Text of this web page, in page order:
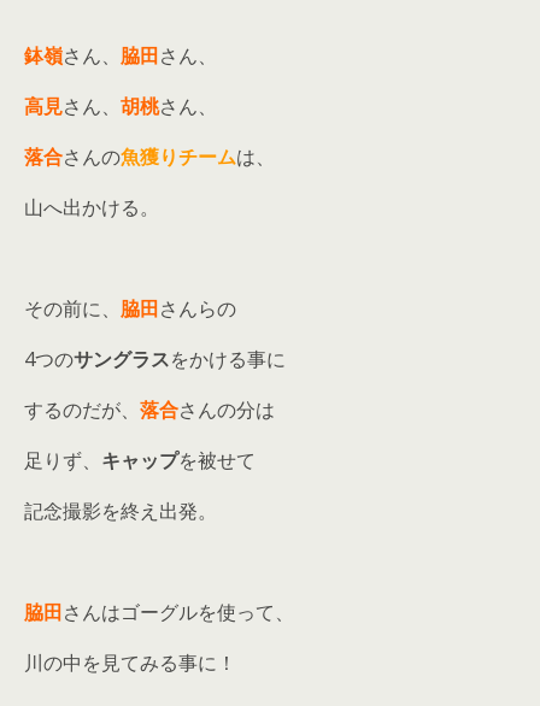
鉢嶺さん、 脇田さん、
高見さん、 胡桃さん、
落合さんの魚獲りチームは、
山へ出かける。
その前に、 脇田さんらの
4つのサングラスをかける事に
するのだが、 落合さんの分は
足りず、 キャップを被せて
記念撮影を終え出発。
脇田さんはゴーグルを使って、
川の中を見てみる事に！